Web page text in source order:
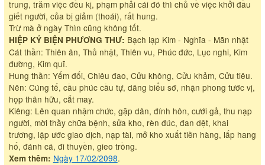
trung, trăm việc đều kị, phạm phải cái đó thì chủ về việc khởi đầu
giết người, của bị giảm (thoái), rất hung.
Trừ mà ở ngày Thìn cũng không tốt.
HIỆP KỶ BIỆN PHƯƠNG THƯ: Bạch lạp Kim - Nghĩa - Mãn nhật
Cát thần: Thiên ân, Thủ nhật, Thiên vu, Phúc đức, Lục nghi, Kim
đường, Kim quĩ.
Hung thần: Yếm đối, Chiêu đao, Cửu không, Cửu khảm, Cửu tiêu.
Nên: Cúng tế, cầu phúc cầu tự, dâng biểu sớ, nhận phong tước vị,
họp thân hữu, cắt may.
Kiêng: Lên quan nhậm chức, gặp dân, đính hôn, cưới gả, thu nạp
người, mời thầy chữa bệnh, sửa kho, rèn đúc, đan dệt, khai
trương, lập ước giao dịch, nạp tài, mở kho xuất tiền hàng, lấp hang
hố, đánh cá, đi thuyền, gieo trồng.
Xem thêm: Ngày 17/02/2098.